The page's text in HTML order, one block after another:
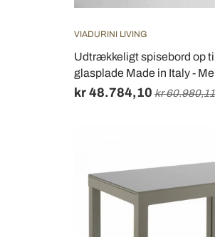
VIADURINI LIVING
Udtrækkeligt spisebord op
glasplade Made in Italy -
kr 48.784,10 kr 60.980,11